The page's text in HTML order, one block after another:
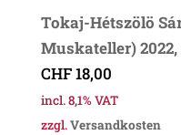
Tokaj-Hétszölö
Muskateller) 2022,
CHF18,00
incl. 8,1% VAT
zzgl.Versandkosten